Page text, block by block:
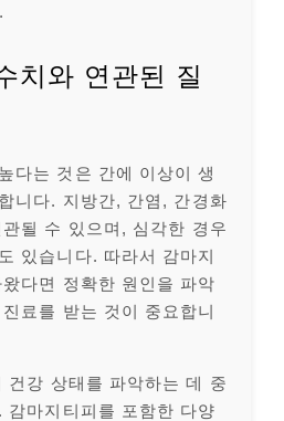
치와 연관된 질
다는 것은 간에 이상이 생
니다. 지방간, 간염, 간경화
될 수 있으며, 심각한 경우
있습니다. 따라서 감마지
다면 정확한 원인을 파악
료를 받는 것이 중요합니
건강 상태를 파악하는 데 중
감마지티피를 포함한 다양